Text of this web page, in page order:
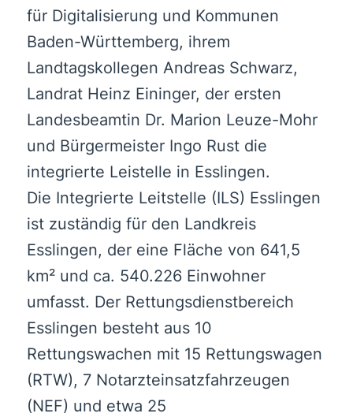
für Digitalisierung und Kommunen
Baden-Württemberg, ihrem
Landtagskollegen Andreas Schwarz,
Landrat Heinz Eininger, der ersten
Landesbeamtin Dr. Marion Leuze-Mohr
und Bürgermeister Ingo Rust die
integrierte Leistelle in Esslingen.
Die Integrierte Leitstelle (ILS) Esslingen
ist zuständig für den Landkreis
Esslingen, der eine Fläche von 641,5
km² und ca. 540.226 Einwohner
umfasst. Der Rettungsdienstbereich
Esslingen besteht aus 10
Rettungswachen mit 15 Rettungswagen
(RTW), 7 Notarzteinsatzfahrzeugen
(NEF) und etwa 25